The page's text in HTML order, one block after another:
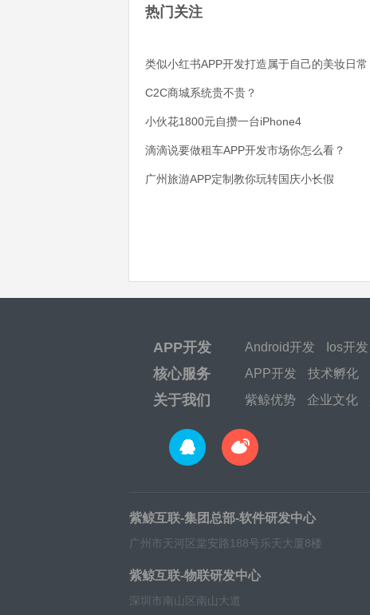
热门关注
类似小红书APP开发打造属于自己的美妆日常
C2C商城系统贵不贵？
小伙花1800元自攒一台iPhone4
滴滴说要做租车APP开发市场你怎么看？
广州旅游APP定制教你玩转国庆小长假
APP开发 Android开发 Ios开发
核心服务 APP开发 技术孵化
关于我们 紫鲸优势 企业文化
紫鲸互联-集团总部-软件研发中心
广州市天河区棠安路188号乐天大厦8楼
紫鲸互联-物联研发中心
深圳市南山区南山大道